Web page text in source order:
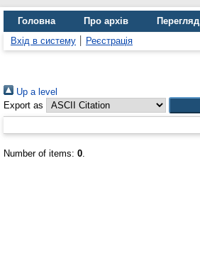
Головна Про архів Перегляд
Вхід в систему
Реєстрація
Up a level
Export as
Number of items: 0.